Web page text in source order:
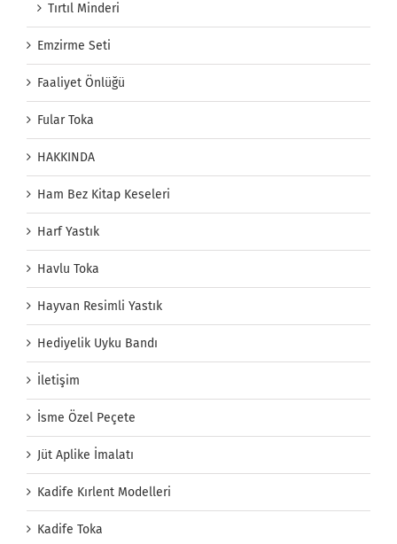
Tırtıl Minderi
Emzirme Seti
Faaliyet Önlüğü
Fular Toka
HAKKINDA
Ham Bez Kitap Keseleri
Harf Yastık
Havlu Toka
Hayvan Resimli Yastık
Hediyelik Uyku Bandı
İletişim
İsme Özel Peçete
Jüt Aplike İmalatı
Kadife Kırlent Modelleri
Kadife Toka